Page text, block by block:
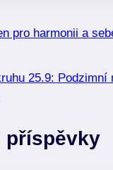
pro harmonii a
25.9: Podzimní
příspěvky